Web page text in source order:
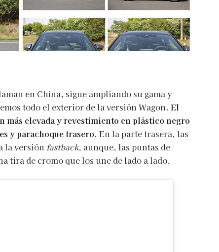
en China, sigue ampliando su gama y
todo el exterior de la versión Wagon. El
más elevada y revestimiento en plástico negro
y parachoque trasero. En la parte trasera, las
la versión fastback, aunque, las puntas de
tira de cromo que los une de lado a lado.